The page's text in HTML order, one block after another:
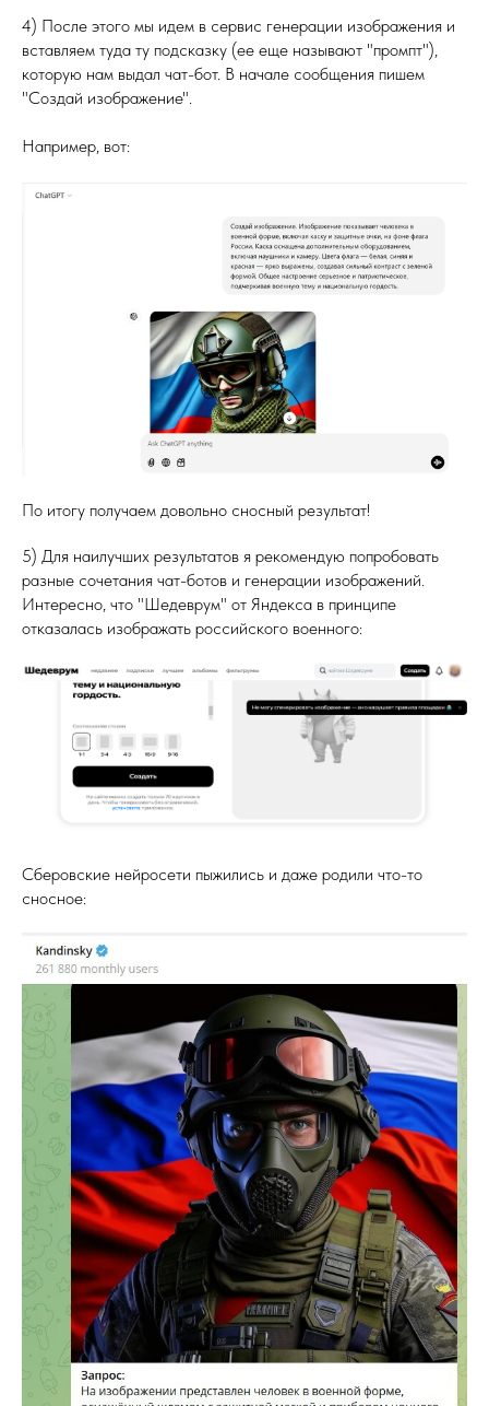
4) После этого мы идем в сервис генерации изображения и
вставляем туда ту подсказку (ее еще называют "промпт"),
которую нам выдал чат-бот. В начале сообщения пишем
"Создай изображение".
Например, вот:
По итогу получаем довольно сносный результат!
5) Для наилучших результатов я рекомендую попробовать
разные сочетания чат-ботов и генерации изображений.
Интересно, что "Шедеврум" от Яндекса в принципе
отказалась изображать российского военного:
Сберовские нейросети пыжились и даже родили что-то
сносное: